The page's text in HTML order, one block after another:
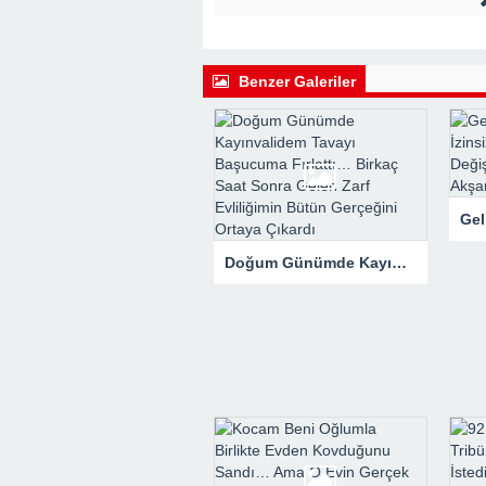
Kocam Beni Çocuksuz Diye
Şeyi Ortaya Çıkardı
Benzer Galeriler
Doğum Günümde Kayınvalidem Tavayı Başucuma Fırlattı… Birkaç Saat Sonra Gelen Zarf Evliliğimin Bütün Gerçeğini Ortaya Çıkardı